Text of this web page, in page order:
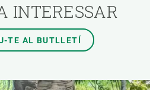
INTERESSAR
TE AL BUTLLETÍ